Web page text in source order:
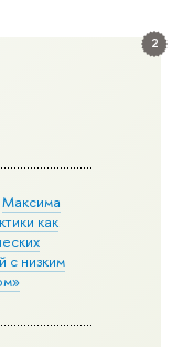
2
Максима
как
с низким